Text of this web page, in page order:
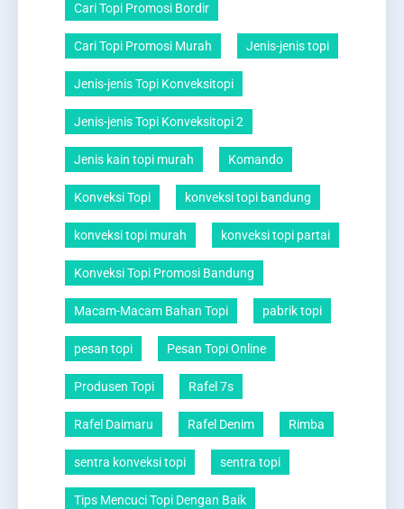
Cari Topi Promosi Bordir
Cari Topi Promosi Murah Jenis-jenis topi
Jenis-jenis Topi Konveksitopi
Jenis-jenis Topi Konveksitopi 2
Jenis kain topi murah Komando
Konveksi Topi konveksi topi bandung
konveksi topi murah konveksi topi partai
Konveksi Topi Promosi Bandung
Macam-Macam Bahan Topi pabrik topi
pesan topi Pesan Topi Online
Produsen Topi Rafel 7s
Rafel Daimaru Rafel Denim Rimba
sentra konveksi topi sentra topi
Tips Mencuci Topi Dengan Baik